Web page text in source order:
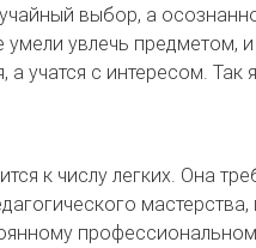
выбор, а
умели увлечь предметом,
а учатся с интересом.
к числу легких. Она